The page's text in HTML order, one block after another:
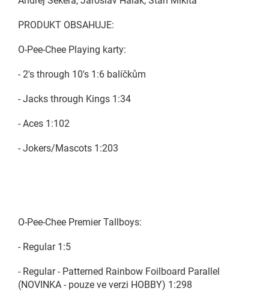
PRODUKT OBSAHUJE:
O-Pee-Chee Playing karty:
- 2's through 10's 1:6 balíčkům
- Jacks through Kings 1:34
- Aces 1:102
- Jokers/Mascots 1:203
O-Pee-Chee Premier Tallboys:
- Regular 1:5
- Regular - Patterned Rainbow Foilboard Parallel
(NOVINKA - pouze ve verzi HOBBY) 1:298